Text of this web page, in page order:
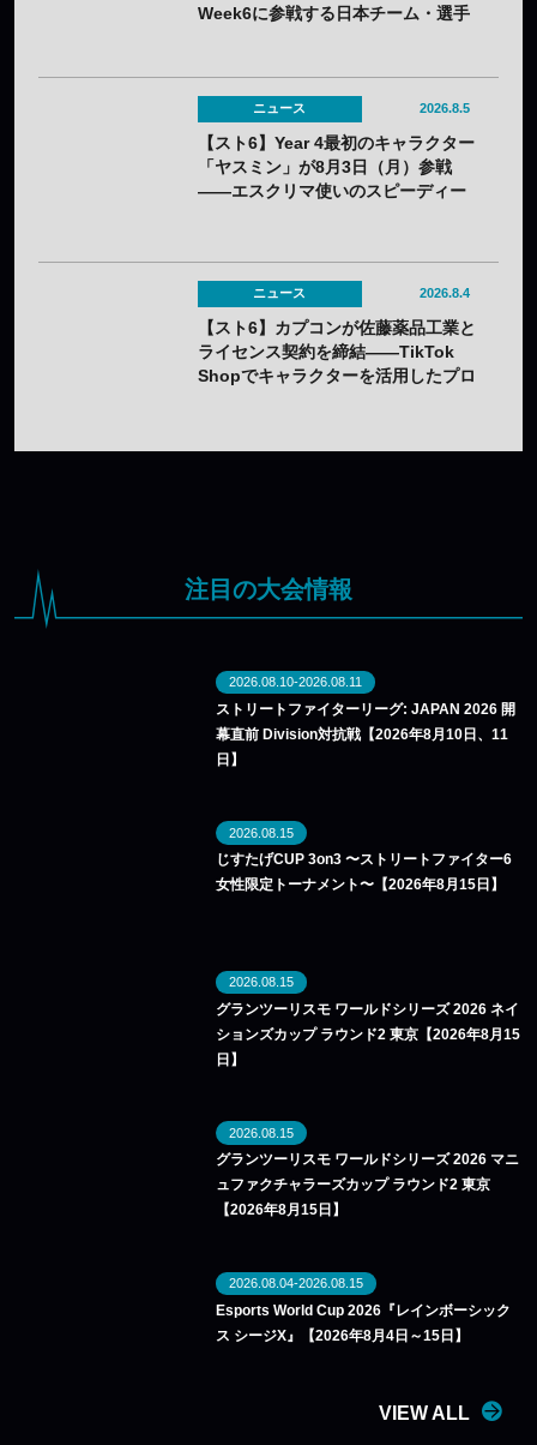
Week6に参戦する日本チーム・選手
ニュース 2026.8.5
【スト6】Year 4最初のキャラクター
「ヤスミン」が8月3日（月）参戦
——エスクリマ使いのスピーディー
ニュース 2026.8.4
【スト6】カプコンが佐藤薬品工業と
ライセンス契約を締結——TikTok
Shopでキャラクターを活用したプロ
注目の大会情報
2026.08.10-2026.08.11
ストリートファイターリーグ: JAPAN 2026 開
幕直前 Division対抗戦【2026年8月10日、11
日】
2026.08.15
じすたげCUP 3on3 〜ストリートファイター6
女性限定トーナメント〜【2026年8月15日】
2026.08.15
グランツーリスモ ワールドシリーズ 2026 ネイ
ションズカップ ラウンド2 東京【2026年8月15
日】
2026.08.15
グランツーリスモ ワールドシリーズ 2026 マニ
ュファクチャラーズカップ ラウンド2 東京
【2026年8月15日】
2026.08.04-2026.08.15
Esports World Cup 2026『レインボーシック
ス シージX』【2026年8月4日～15日】
VIEW ALL